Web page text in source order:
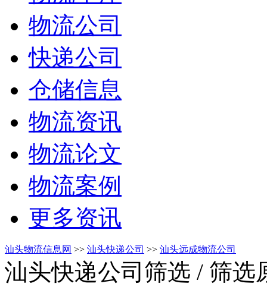
物流公司
快递公司
仓储信息
物流资讯
物流论文
物流案例
更多资讯
汕头物流信息网 >> 汕头快递公司 >> 汕头远成物流公司
汕头快递公司筛选 / 筛选